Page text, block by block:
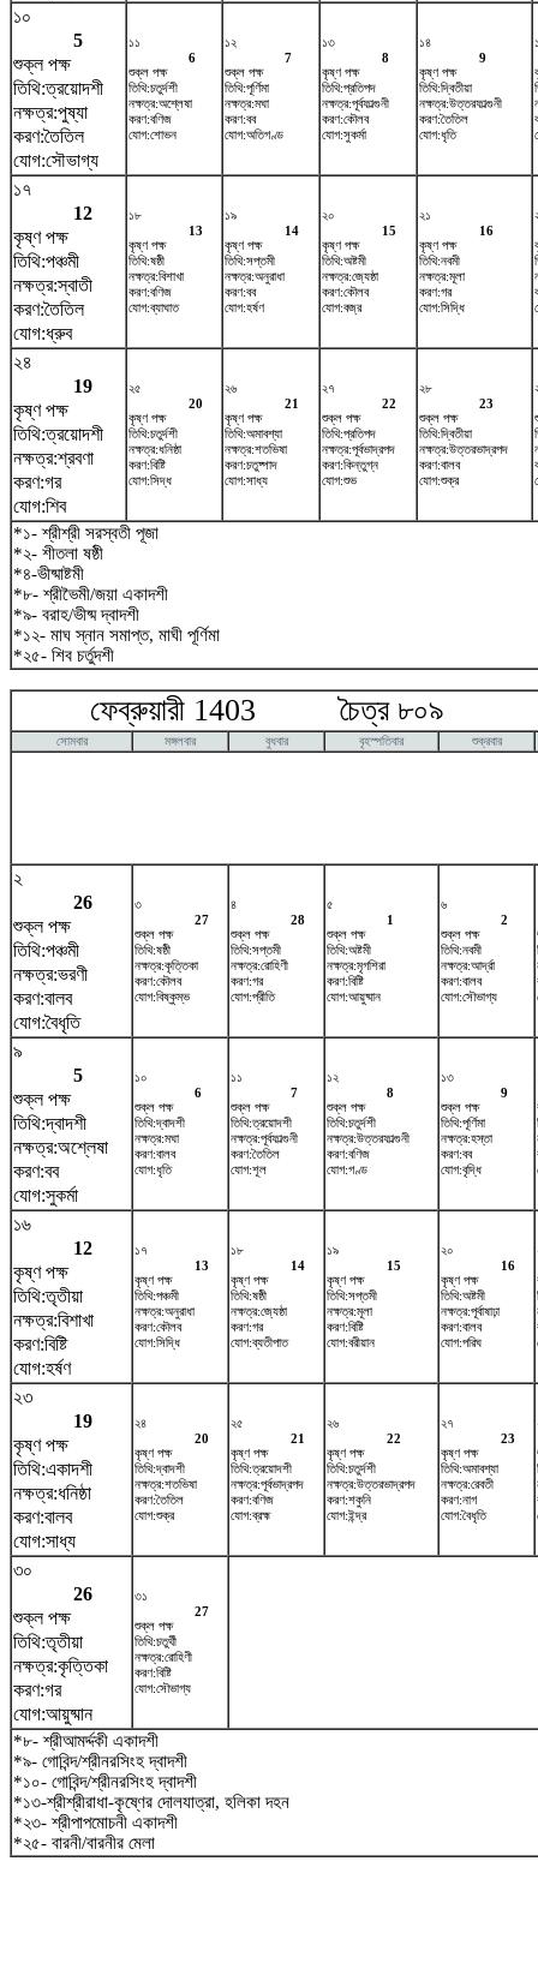
১০
5
শুক্ল পক্ষ
তিথি:ত্রয়োদশী
নক্ষত্র:পুষ্যা
করণ:তৈতিল
যোগ:সৌভাগ্য
১১
6
শুক্ল পক্ষ
তিথি:চতুর্দশী
নক্ষত্র:অশ্লেষা
করণ:বণিজ
যোগ:শোভন
১২
7
শুক্ল পক্ষ
তিথি:পূর্ণিমা
নক্ষত্র:মঘা
করণ:বব
যোগ:অতিগণ্ড
১৩
8
কৃষ্ণ পক্ষ
তিথি:প্রতিপদ
নক্ষত্র:পূর্বফাল্গুনী
করণ:কৌলব
যোগ:সুকর্মা
১৪
9
কৃষ্ণ পক্ষ
তিথি:দ্বিতীয়া
নক্ষত্র:উত্তরফাল্গুনী
করণ:তৈতিল
যোগ:ধৃতি
১৭
12
কৃষ্ণ পক্ষ
তিথি:পঞ্চমী
নক্ষত্র:স্বাতী
করণ:তৈতিল
যোগ:ধ্রুব
১৮
13
কৃষ্ণ পক্ষ
তিথি:ষষ্ঠী
নক্ষত্র:বিশাখা
করণ:বণিজ
যোগ:ব্যাঘাত
১৯
14
কৃষ্ণ পক্ষ
তিথি:সপ্তমী
নক্ষত্র:অনুরাধা
করণ:বব
যোগ:হর্ষণ
২০
15
কৃষ্ণ পক্ষ
তিথি:অষ্টমী
নক্ষত্র:জ্যেষ্ঠা
করণ:কৌলব
যোগ:বজ্র
২১
16
কৃষ্ণ পক্ষ
তিথি:নবমী
নক্ষত্র:মূলা
করণ:গর
যোগ:সিদ্ধি
২৪
19
কৃষ্ণ পক্ষ
তিথি:ত্রয়োদশী
নক্ষত্র:শ্রবণা
করণ:গর
যোগ:শিব
২৫
20
কৃষ্ণ পক্ষ
তিথি:চতুর্দশী
নক্ষত্র:ধনিষ্ঠা
করণ:বিষ্টি
যোগ:সিদ্ধ
২৬
21
কৃষ্ণ পক্ষ
তিথি:অমাবশ্যা
নক্ষত্র:শতভিষ‌া
করণ:চতুষ্পাদ
যোগ:সাধ্য
২৭
22
শুক্ল পক্ষ
তিথি:প্রতিপদ
নক্ষত্র:পূর্বভাদ্রপদ
করণ:কিন্তুগ্ন
যোগ:শুভ
২৮
23
শুক্ল পক্ষ
তিথি:দ্বিতীয়া
নক্ষত্র:উত্তরভাদ্রপদ
করণ:বালব
যোগ:শুক্র
*১- শ্রীশ্রী সরস্বতী পূজা
*২- শীতলা ষষ্ঠী
*৪-ভীষ্মাষ্টমী
*৮- শ্রীভৈমী/জয়া একাদশী
*৯- বরাহ/ভীষ্ম দ্বাদশী
*১২- মাঘ স্নান সমাপ্ত, মাঘী পূর্ণিমা
*২৫- শিব চর্তুদশী
ফেব্রুয়ারী 1403 চৈত্র ৮০৯
সোমবার মঙ্গলবার বুধবার বৃহস্পতিবার শুক্রবার
২
26
শুক্ল পক্ষ
তিথি:পঞ্চমী
নক্ষত্র:ভরণী
করণ:বালব
যোগ:বৈধৃতি
৩
27
শুক্ল পক্ষ
তিথি:ষষ্ঠী
নক্ষত্র:কৃত্তিকা
করণ:কৌলব
যোগ:বিষ্কুম্ভ
৪
28
শুক্ল পক্ষ
তিথি:সপ্তমী
নক্ষত্র:রোহিণী
করণ:গর
যোগ:প্রীতি
৫
1
শুক্ল পক্ষ
তিথি:অষ্টমী
নক্ষত্র:মৃগশিরা
করণ:বিষ্টি
যোগ:আয়ুষ্মান
৬
2
শুক্ল পক্ষ
তিথি:নবমী
নক্ষত্র:আর্দ্রা
করণ:বালব
যোগ:সৌভাগ্য
৯
5
শুক্ল পক্ষ
তিথি:দ্বাদশী
নক্ষত্র:অশ্লেষা
করণ:বব
যোগ:সুকর্মা
১০
6
শুক্ল পক্ষ
তিথি:দ্বাদশী
নক্ষত্র:মঘা
করণ:বালব
যোগ:ধৃতি
১১
7
শুক্ল পক্ষ
তিথি:ত্রয়োদশী
নক্ষত্র:পূর্বফাল্গুনী
করণ:তৈতিল
যোগ:শূল
১২
8
শুক্ল পক্ষ
তিথি:চতুর্দশী
নক্ষত্র:উত্তরফাল্গুনী
করণ:বণিজ
যোগ:গণ্ড
১৩
9
শুক্ল পক্ষ
তিথি:পূর্ণিমা
নক্ষত্র:হস্তা
করণ:বব
যোগ:বৃদ্ধি
১৬
12
কৃষ্ণ পক্ষ
তিথি:তৃতীয়া
নক্ষত্র:বিশাখা
করণ:বিষ্টি
যোগ:হর্ষণ
১৭
13
কৃষ্ণ পক্ষ
তিথি:পঞ্চমী
নক্ষত্র:অনুরাধা
করণ:কৌলব
যোগ:সিদ্ধি
১৮
14
কৃষ্ণ পক্ষ
তিথি:ষষ্ঠী
নক্ষত্র:জ্যেষ্ঠা
করণ:গর
যোগ:ব্যতীপাত
১৯
15
কৃষ্ণ পক্ষ
তিথি:সপ্তমী
নক্ষত্র:মূলা
করণ:বিষ্টি
যোগ:বরীয়ান
২০
16
কৃষ্ণ পক্ষ
তিথি:অষ্টমী
নক্ষত্র:পূর্বাষাঢ়া
করণ:বালব
যোগ:পরিঘ
২৩
19
কৃষ্ণ পক্ষ
তিথি:একাদশী
নক্ষত্র:ধনিষ্ঠা
করণ:বালব
যোগ:সাধ্য
২৪
20
কৃষ্ণ পক্ষ
তিথি:দ্বাদশী
নক্ষত্র:শতভিষ‌া
করণ:তৈতিল
যোগ:শুক্র
২৫
21
কৃষ্ণ পক্ষ
তিথি:ত্রয়োদশী
নক্ষত্র:পূর্বভাদ্রপদ
করণ:বণিজ
যোগ:ব্রহ্ম
২৬
22
কৃষ্ণ পক্ষ
তিথি:চতুর্দশী
নক্ষত্র:উত্তরভাদ্রপদ
করণ:শকুনি
যোগ:ইন্দ্র
২৭
23
কৃষ্ণ পক্ষ
তিথি:অমাবশ্যা
নক্ষত্র:রেবতী
করণ:নাগ
যোগ:বৈধৃতি
৩০
26
শুক্ল পক্ষ
তিথি:তৃতীয়া
নক্ষত্র:কৃত্তিকা
করণ:গর
যোগ:আয়ুষ্মান
৩১
27
শুক্ল পক্ষ
তিথি:চতুর্থী
নক্ষত্র:রোহিণী
করণ:বিষ্টি
যোগ:সৌভাগ্য
*৮- শ্রীআমর্দ্দকী একাদশী
*৯- গোবিন্দ/শ্রীনরসিংহ দ্বাদশী
*১০- গোবিন্দ/শ্রীনরসিংহ দ্বাদশী
*১৩-শ্রীশ্রীরাধা-কৃষ্ণের দোলযাত্রা, হলিকা দহন
*২৩- শ্রীপাপমোচনী একাদশী
*২৫- বারনী/বারনীর মেলা